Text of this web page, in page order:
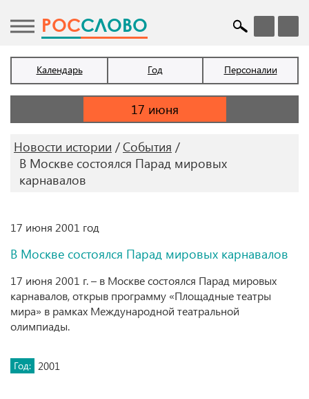
POCСЛОВО
Календарь Год Персоналии
Новости истории
События
В Москве состоялся Парад мировых
карнавалов
17 июня 2001 год
В Москве состоялся Парад мировых карнавалов
17 июня 2001 г. – в Москве состоялся Парад мировых
карнавалов, открыв программу «Площадные театры
мира» в рамках Международной театральной
олимпиады.
Год: 2001